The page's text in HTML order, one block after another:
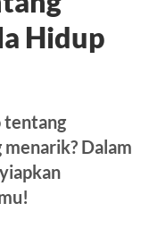
Hidup
tentang
menarik? Dalam